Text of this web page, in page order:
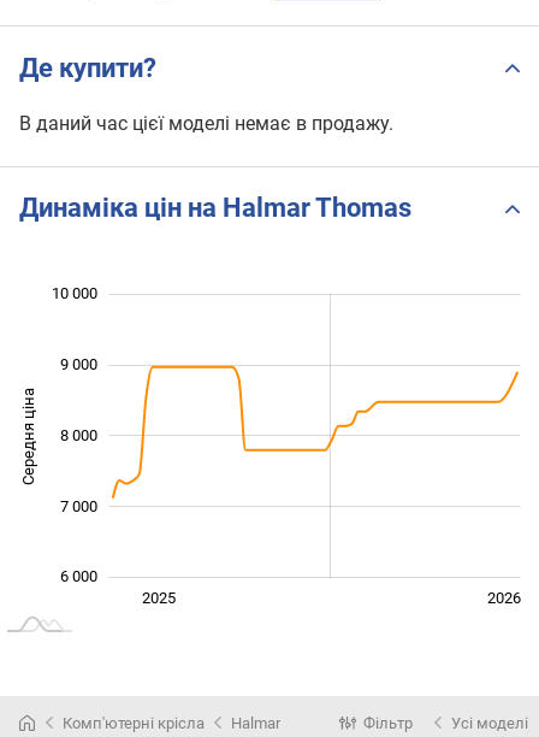
Де купити?
В даний час цієї моделі немає в продажу.
Динаміка цін на Halmar Thomas
Середня ціна 10 000
6 000
7 000
8 000
9 000
10 000
2026
2025
Комп'ютерні крісла Halmar Фільтр Усі моделі